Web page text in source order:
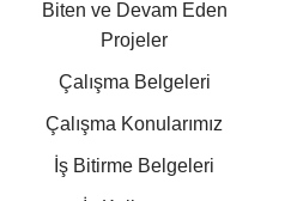
Tesisatları
Kazan Dairesi Tesisatları
Kat Kaloriferi Tesisatları
Doğalgaz Tesisatları
Biten ve Devam Eden
Projeler
Çalışma Belgeleri
Çalışma Konularımız
İş Bitirme Belgeleri